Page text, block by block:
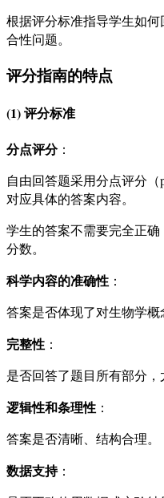
根据评分标准指导学生如
合性问题。
评分指南的特点
(1) 评分标准
分点评分：
自由回答题采用分点评分（
对应具体的答案内容。
学生的答案不需要完全正
分数。
科学内容的准确性 ：
答案是否体现了对生物学概
完整性 ：
是否回答了题目所有部分，
逻辑性和条理性 ：
答案是否清晰、结构合理。
数据支持：